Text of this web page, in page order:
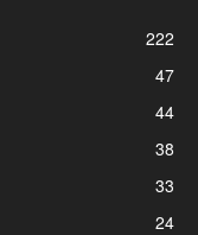
222
47
44
38
33
24